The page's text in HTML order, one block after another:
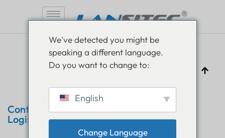
Container-Tracker zur Verfolgung von
Logistik, Paletten und Fahrzeugen
We've detected you might be
speaking a different language.
Do you want to change to:
English
Change Language